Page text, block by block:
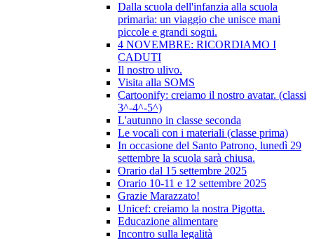
Dalla scuola dell'infanzia alla scuola
primaria: un viaggio che unisce mani
piccole e grandi sogni.
4 NOVEMBRE: RICORDIAMO I
CADUTI
Il nostro ulivo.
Visita alla SOMS
Cartoonify: creiamo il nostro avatar. (classi
3^-4^-5^)
L'autunno in classe seconda
Le vocali con i materiali (classe prima)
In occasione del Santo Patrono, lunedì 29
settembre la scuola sarà chiusa.
Orario dal 15 settembre 2025
Orario 10-11 e 12 settembre 2025
Grazie Marazzato!
Unicef: creiamo la nostra Pigotta.
Educazione alimentare
Incontro sulla legalità